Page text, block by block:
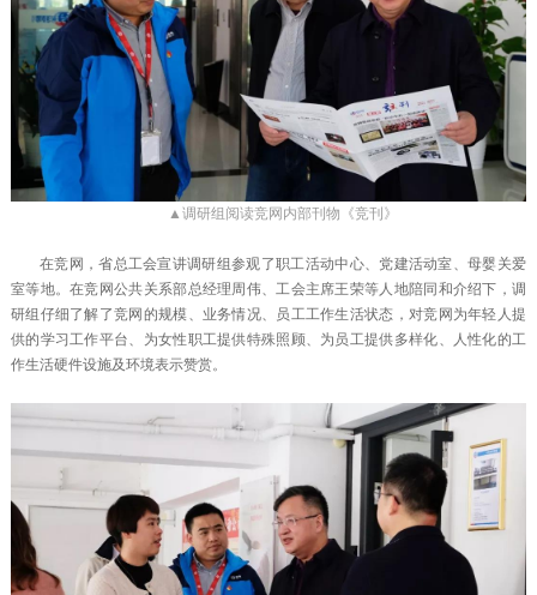
▲调研组阅读竞网内部刊物《竞刊》
在竞网，省总工会宣讲调研组参观了职工活动中心、党建活动室、母婴关爱
室等地。在竞网公共关系部总经理周伟、工会主席王荣等人地陪同和介绍下，调
研组仔细了解了竞网的规模、业务情况、员工工作生活状态，对竞网为年轻人提
供的学习工作平台、为女性职工提供特殊照顾、为员工提供多样化、人性化的工
作生活硬件设施及环境表示赞赏。